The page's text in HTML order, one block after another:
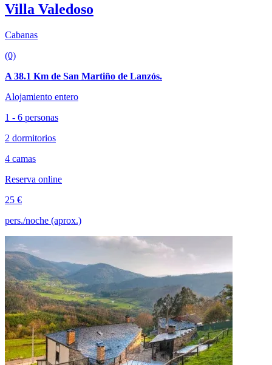
Villa Valedoso
Cabanas
(0)
A 38.1 Km de San Martiño de Lanzós.
Alojamiento entero
1 - 6 personas
2 dormitorios
4 camas
Reserva online
25 €
pers./noche (aprox.)